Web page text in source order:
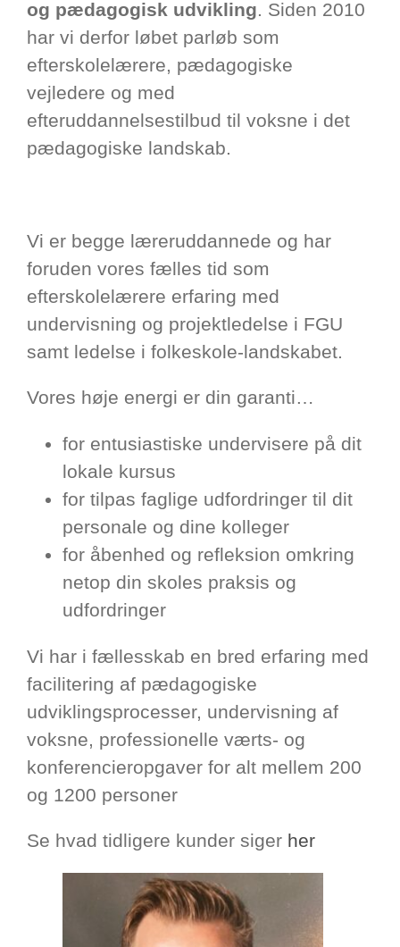
og pædagogisk udvikling. Siden 2010
har vi derfor løbet parløb som
efterskolelærere, pædagogiske
vejledere og med
efteruddannelsestilbud til voksne i det
pædagogiske landskab.
Vi er begge læreruddannede og har
foruden vores fælles tid som
efterskolelærere erfaring med
undervisning og projektledelse i FGU
samt ledelse i folkeskole-landskabet.
Vores høje energi er din garanti…
for entusiastiske undervisere på dit
lokale kursus
for tilpas faglige udfordringer til dit
personale og dine kolleger
for åbenhed og refleksion omkring
netop din skoles praksis og
udfordringer
Vi har i fællesskab en bred erfaring med
facilitering af pædagogiske
udviklingsprocesser, undervisning af
voksne, professionelle værts- og
konferencieropgaver for alt mellem 200
og 1200 personer
Se hvad tidligere kunder siger her